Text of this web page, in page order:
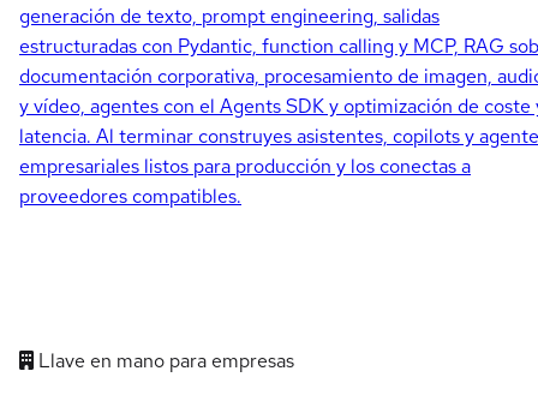
generación de texto, prompt engineering, salidas
estructuradas con Pydantic, function calling y MCP, RAG
documentación corporativa, procesamiento de imagen,
y vídeo, agentes con el Agents SDK y optimización de coste
latencia. Al terminar construyes asistentes, copilots y
empresariales listos para producción y los conectas a
proveedores compatibles.
Llave en mano para empresas